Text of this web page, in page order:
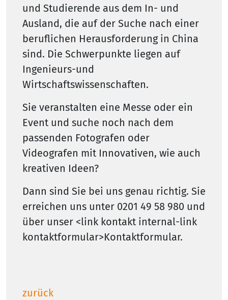
und Studierende aus dem In- und
Ausland, die auf der Suche nach einer
beruflichen Herausforderung in China
sind. Die Schwerpunkte liegen auf
Ingenieurs-und
Wirtschaftswissenschaften.
Sie veranstalten eine Messe oder ein
Event und suche noch nach dem
passenden Fotografen oder
Videografen mit Innovativen, wie auch
kreativen Ideen?
Dann sind Sie bei uns genau richtig. Sie
erreichen uns unter 0201 49 58 980 und
über unser <link kontakt internal-link
kontaktformular>Kontaktformular.
zurück